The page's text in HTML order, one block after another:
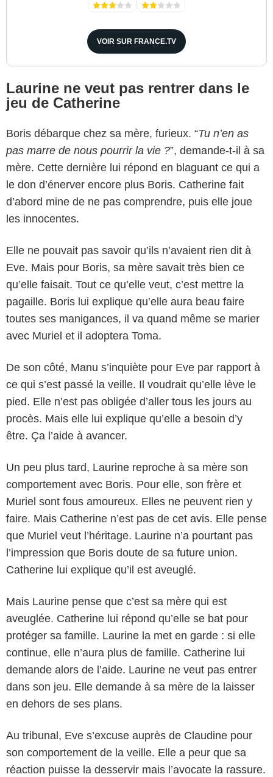
VOIR SUR FRANCE.TV
Laurine ne veut pas rentrer dans le
jeu de Catherine
Boris débarque chez sa mère, furieux. “Tu n’en as
pas marre de nous pourrir la vie ?”, demande-t-il à sa
mère. Cette dernière lui répond en blaguant ce qui a
le don d’énerver encore plus Boris. Catherine fait
d’abord mine de ne pas comprendre, puis elle joue
les innocentes.
Elle ne pouvait pas savoir qu’ils n’avaient rien dit à
Eve. Mais pour Boris, sa mère savait très bien ce
qu’elle faisait. Tout ce qu’elle veut, c’est mettre la
pagaille. Boris lui explique qu’elle aura beau faire
toutes ses manigances, il va quand même se marier
avec Muriel et il adoptera Toma.
De son côté, Manu s’inquiète pour Eve par rapport à
ce qui s’est passé la veille. Il voudrait qu’elle lève le
pied. Elle n’est pas obligée d’aller tous les jours au
procès. Mais elle lui explique qu’elle a besoin d’y
être. Ça l’aide à avancer.
Un peu plus tard, Laurine reproche à sa mère son
comportement avec Boris. Pour elle, son frère et
Muriel sont fous amoureux. Elles ne peuvent rien y
faire. Mais Catherine n’est pas de cet avis. Elle pense
que Muriel veut l’héritage. Laurine n’a pourtant pas
l’impression que Boris doute de sa future union.
Catherine lui explique qu’il est aveuglé.
Mais Laurine pense que c’est sa mère qui est
aveuglée. Catherine lui répond qu’elle se bat pour
protéger sa famille. Laurine la met en garde : si elle
continue, elle n’aura plus de famille. Catherine lui
demande alors de l’aide. Laurine ne veut pas entrer
dans son jeu. Elle demande à sa mère de la laisser
en dehors de ses plans.
Au tribunal, Eve s’excuse auprès de Claudine pour
son comportement de la veille. Elle a peur que sa
réaction puisse la desservir mais l’avocate la rassure.